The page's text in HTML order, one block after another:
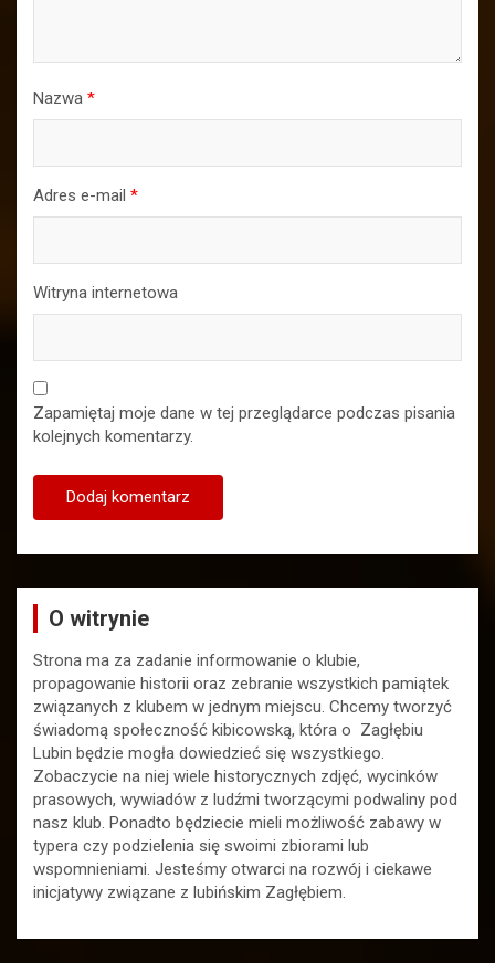
Nazwa *
Adres e-mail *
Witryna internetowa
Zapamiętaj moje dane w tej przeglądarce podczas pisania
kolejnych komentarzy.
O witrynie
Strona ma za zadanie informowanie o klubie,
propagowanie historii oraz zebranie wszystkich pamiątek
związanych z klubem w jednym miejscu. Chcemy tworzyć
świadomą społeczność kibicowską, która o Zagłębiu
Lubin będzie mogła dowiedzieć się wszystkiego.
Zobaczycie na niej wiele historycznych zdjęć, wycinków
prasowych, wywiadów z ludźmi tworzącymi podwaliny pod
nasz klub. Ponadto będziecie mieli możliwość zabawy w
typera czy podzielenia się swoimi zbiorami lub
wspomnieniami. Jesteśmy otwarci na rozwój i ciekawe
inicjatywy związane z lubińskim Zagłębiem.